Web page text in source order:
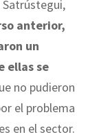
Satrústegui,
anterior,
un
ellas se
no pudieron
el problema
en el sector.